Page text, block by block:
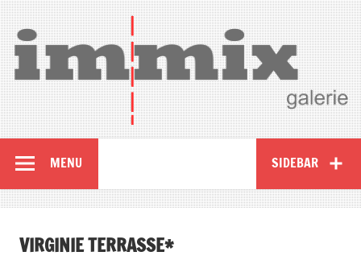
SIDEBAR
MENU
VIRGINIE TERRASSE*